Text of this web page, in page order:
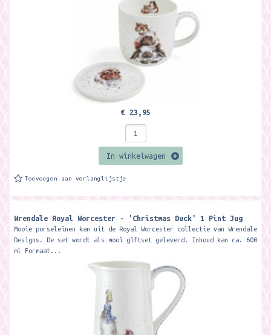
€ 23,95
In winkelwagen
Toevoegen aan verlanglijstje
Wrendale Royal Worcester - 'Christmas Duck' 1 Pint Jug
Mooie porseleinen kan uit de Royal Worcester collectie van Wrendale
Designs. De set wordt als mooi giftset geleverd. Inhoud kan ca. 600
ml Formaat...